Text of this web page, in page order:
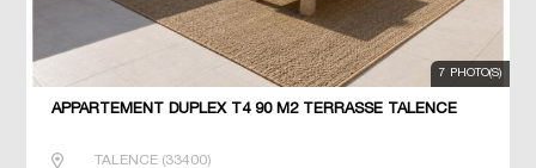
7 PHOTO(S)
APPARTEMENT DUPLEX T4 90 M2 TERRASSE TALENCE
TALENCE(33400)